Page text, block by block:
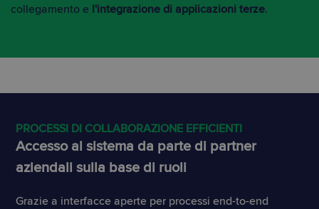
collegamento e l'integrazione di applicazioni terze.
PROCESSI DI COLLABORAZIONE EFFICIENTI
Accesso al sistema da parte di partner
aziendali sulla base di ruoli
Grazie a interfacce aperte per processi end-to-end